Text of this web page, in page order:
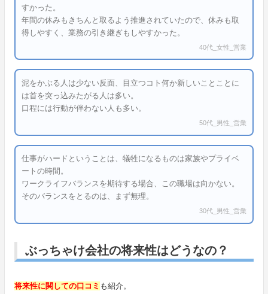
すかった。
年間の休みもきちんと取るよう推進されていたので、休みも取
得しやすく、業務の引き継ぎもしやすかった。
40代_女性_営業
泥をかぶる人は少ない反面、目立つコト何か新しいことことに
は首を突っ込みたがる人は多い。
口程には行動が伴わない人も多い。
50代_男性_営業
仕事がハードということは、犠牲になるものは家族やプライベ
ートの時間。
ワークライフバランスを期待する場合、この職場は向かない。
そのバランスをとるのは、まず無理。
30代_男性_営業
ぶっちゃけ会社の将来性はどうなの？
将来性に関しての口コミ も紹介。